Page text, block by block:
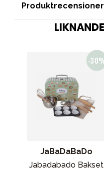
JaBaDaBaDo
Jabadabado Bakset